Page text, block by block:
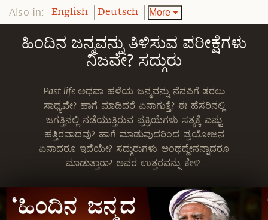
Also in: English Deutsch More
ಹಿಂದಿನ ಜನ್ಮವನ್ನು ತಿಳಿಸುವ ಪರೀಕ್ಷೆಗಳು
ನಿಜವೇ? ಸದ್ಗುರು
Past life ಅಥವಾ ಹಳೆಯ ಜನ್ಮವನ್ನು ನೆನಪಿಗೆ ತರಲು
ಸಾಧ್ಯವೇ? ಹಾಗೆ ಮಾಡಿದರೆ ಏನಾಗುತ್ತೆ? ಈ ಹೆಸರಿನಲ್ಲಿ
ಜಗತ್ತಿನಲ್ಲಿ ನಡೆಯುತ್ತಿರುವ ಪ್ರಕ್ರಿಯೆಗಳು ಸತ್ಯಕ್ಕೆ ಎಷ್ಟು
ಹತ್ತಿರವಾದವು? ಹಾಗೆ ಮಾಡುವುದರಿಂದ ಪ್ರಯೋಜನ
ಏನಾದರೂ ಇದೆಯೇ? ಸದ್ಗುರುಗಳು ಅಂಥದ್ದೇನನ್ನಾದರೂ
ಮಾಡುತ್ತಾರಾ? ಅವರ ಉತ್ತರವನ್ನು ಕೇಳಿ.